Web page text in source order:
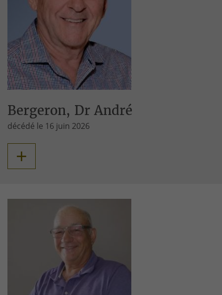
Bergeron, Dr André
décédé le 16 juin 2026
+